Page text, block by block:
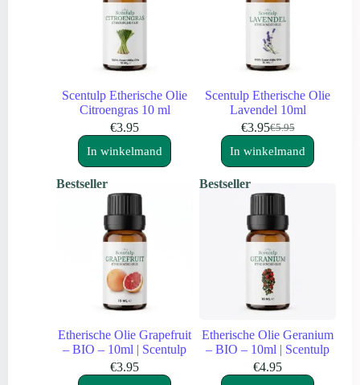
Scentulp Etherische Olie
Citroengras 10 ml
€3.95
In winkelmand
Scentulp Etherische Olie
Lavendel 10ml
€5.95
Oorspronkelijke
prijs
€3.95Huidige
prijs
In winkelmand
Bestseller
Etherische Olie Grapefruit
– BIO – 10ml | Scentulp
€3.95
Bestseller
Etherische Olie Geranium
– BIO – 10ml | Scentulp
€4.95